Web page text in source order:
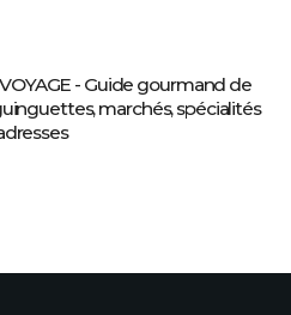
- Guide gourmand de
marchés, spécialités